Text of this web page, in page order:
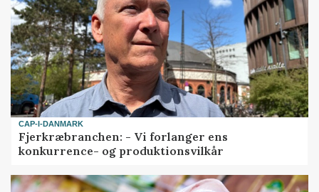
CAP-I-DANMARK
Fjerkræbranchen: - Vi forlanger ens
konkurrence- og produktionsvilkår